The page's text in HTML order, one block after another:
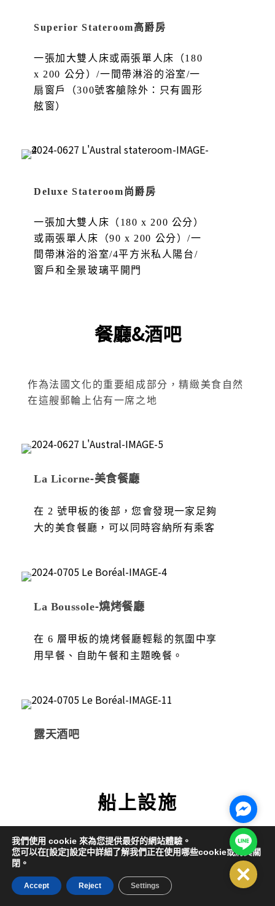
Superior Stateroom高爵房
一張加大雙人床或兩張單人床（180
x 200 公分）/一間帶淋浴的浴室/一
扇窗戶（300號客艙除外：只有圓形
舷窗）
Deluxe Stateroom尚爵房
一張加大雙人床（180 x 200 公分）
或兩張單人床（90 x 200 公分）/一
間帶淋浴的浴室/4平方米私人陽台/
窗戶和全景玻璃平開門
餐廳&酒吧
作為法國文化的重要組成部分，精緻美食自然
在這艘郵輪上佔有一席之地
La Licorne-美食餐廳
在 2 號甲板的後部，您會發現一家足夠
大的美食餐廳，可以同時容納所有乘客
La Boussole-燒烤餐廳
在 6 層甲板的燒烤餐廳輕鬆的氛圍中享
用早餐、自助午餐和主題晚餐。
露天酒吧
船上設施
我們的L’Austral遊輪的許多空間的設計和配備
均考慮到為所有乘客提供隱私的需要。這些充
滿活力的空間給人舒適和精緻的感覺和氛圍，
提供放鬆和歡樂的時刻，以滿足各種品味。
我們使用 cookie 來為您提供最好的網站體驗。
您可以在[設定]設定中詳細了解我們正在使用哪些cookie或將其關
閉。
Accept Reject Settings
Line@
Close